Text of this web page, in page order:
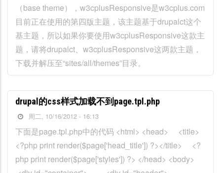
（base theme），w3cplusResponsive是w3cplus.com
目前正在使用的第四版主题，该主题基于drupalct这个
基主题，所以如果你要使用w3cplusResponsive这款主
题，请将drupalct、w3cplusResponsive这两款主题，
下载并解压至“sites/all/themes”目录。
drupal的css样式加载不到page.tpl.php
周二, 10/16/2012 - 16:13
下面是page.tpl.php中的代码 <html> <head> <title>
<?php print render($page['head_title']) ?></title> <?
php print render($page['styles']) ?> </head> <body>